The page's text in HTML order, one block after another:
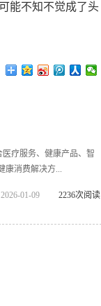
能不知不觉成了头
疗服务、健康产品、智
康消费解决方...
2026-01-09 2236次阅读